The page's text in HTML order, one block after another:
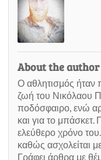
About the author
Ο αθλητισμός ήταν
ζωή του Νικόλαου
ποδόσφαιρο, ενώ
και για το μπάσκετ.
ελεύθερο χρόνο
καθώς ασχολείται
Γράφει άρθρα με